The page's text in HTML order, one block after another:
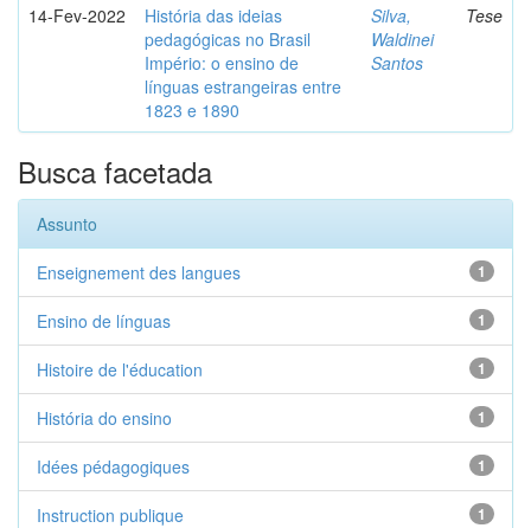
14-Fev-2022
História das ideias
pedagógicas no Brasil
Império: o ensino de
línguas estrangeiras entre
1823 e 1890
Silva,
Waldinei
Santos
Tese
Busca facetada
Assunto
1
Enseignement des langues
1
Ensino de línguas
1
Histoire de l'éducation
1
História do ensino
1
Idées pédagogiques
1
Instruction publique